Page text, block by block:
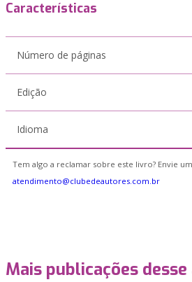
Características
Número de páginas
Edição
Idioma
Tem algo a reclamar sobre este livro? Envie
atendimento@clubedeautores.com.br
Mais publicações